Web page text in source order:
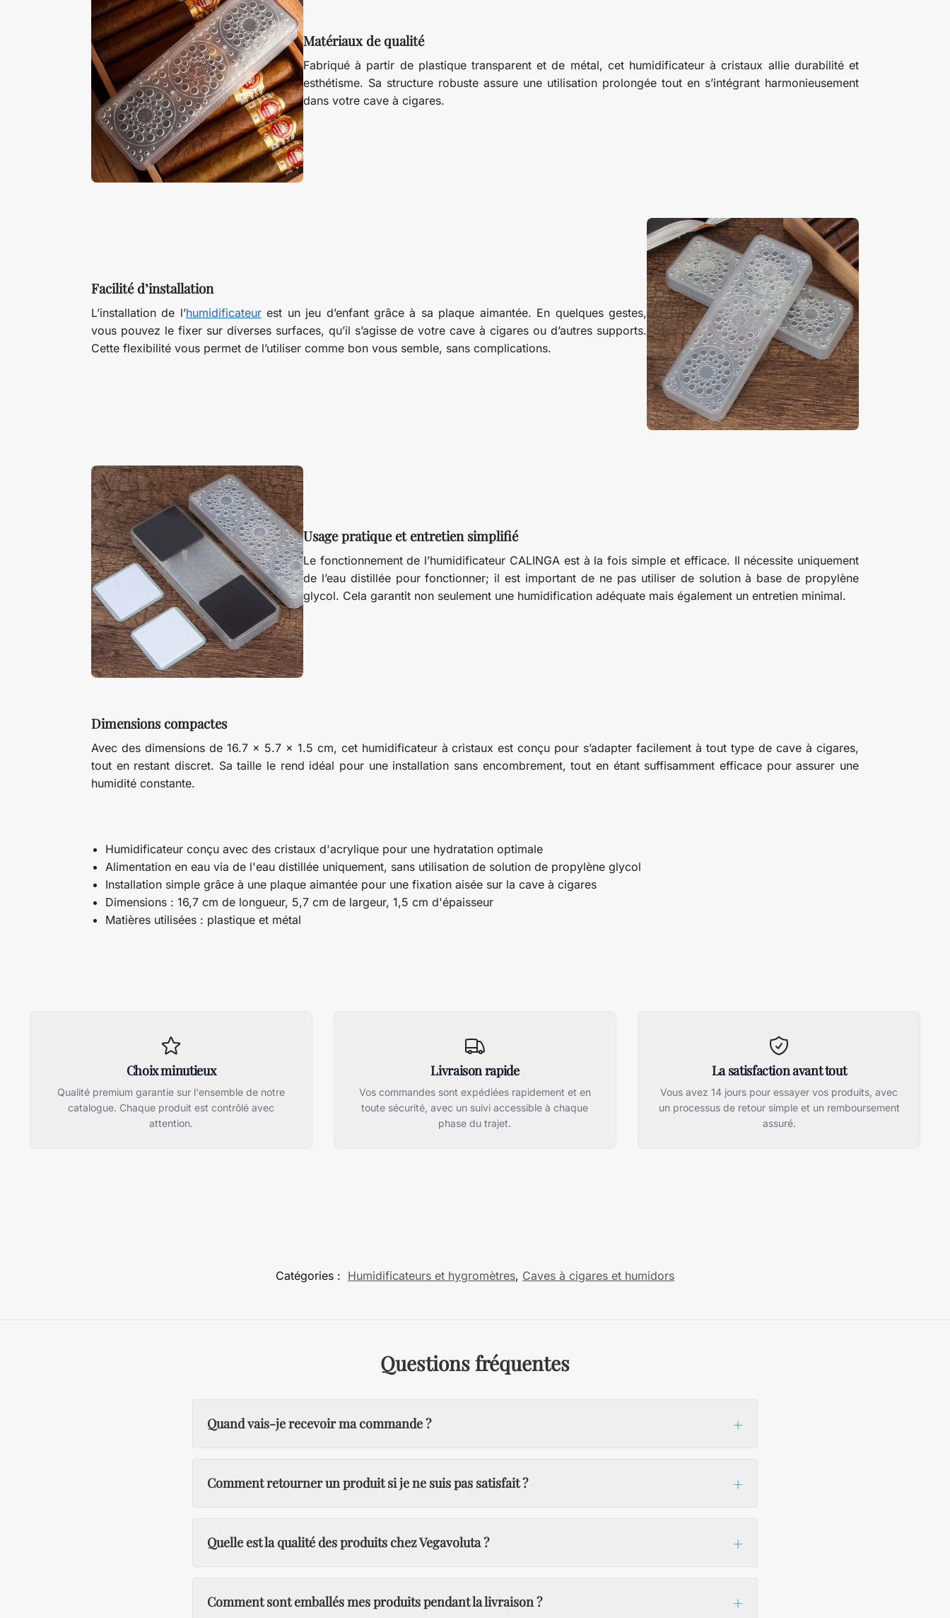
Matériaux de qualité
Fabriqué à partir de plastique transparent et de métal, cet humidificateur à cristaux allie durabilité et
esthétisme. Sa structure robuste assure une utilisation prolongée tout en s’intégrant harmonieusement
dans votre cave à cigares.
Facilité d’installation
L’installation de l’humidificateurest un jeu d’enfant grâce à sa plaque aimantée. En quelques gestes,
vous pouvez le fixer sur diverses surfaces, qu’il s’agisse de votre cave à cigares ou d’autres supports.
Cette flexibilité vous permet de l’utiliser comme bon vous semble, sans complications.
Usage pratique et entretien simplifié
Le fonctionnement de l’humidificateur CALINGA est à la fois simple et efficace. Il nécessite uniquement
de l’eau distillée pour fonctionner; il est important de ne pas utiliser de solution à base de propylène
glycol. Cela garantit non seulement une humidification adéquate mais également un entretien minimal.
Dimensions compactes
Avec des dimensions de 16.7 x 5.7 x 1.5 cm, cet humidificateur à cristaux est conçu pour s’adapter facilement à tout type de cave à cigares,
tout en restant discret. Sa taille le rend idéal pour une installation sans encombrement, tout en étant suffisamment efficace pour assurer une
humidité constante.
Humidificateur conçu avec des cristaux d'acrylique pour une hydratation optimale
Alimentation en eau via de l'eau distillée uniquement, sans utilisation de solution de propylène glycol
Installation simple grâce à une plaque aimantée pour une fixation aisée sur la cave à cigares
Dimensions : 16,7 cm de longueur, 5,7 cm de largeur, 1,5 cm d'épaisseur
Matières utilisées : plastique et métal
Choix minutieux
Qualité premium garantie sur l'ensemble de notre
catalogue. Chaque produit est contrôlé avec
attention.
Livraison rapide
Vos commandes sont expédiées rapidement et en
toute sécurité, avec un suivi accessible à chaque
phase du trajet.
La satisfaction avant tout
Vous avez 14 jours pour essayer vos produits, avec
un processus de retour simple et un remboursement
assuré.
Catégories : Humidificateurs et hygromètres, Caves à cigares et humidors
Questions fréquentes
Quand vais-je recevoir ma commande ?
Comment retourner un produit si je ne suis pas satisfait ?
Quelle est la qualité des produits chez Vegavoluta ?
Comment sont emballés mes produits pendant la livraison ?